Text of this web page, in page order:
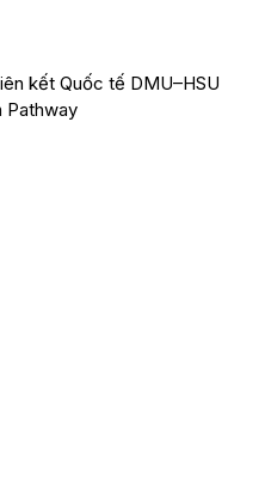
kết Quốc tế DMU–HSU
Pathway